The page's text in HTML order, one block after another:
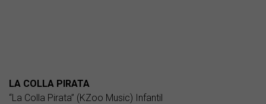
LA COLLA PIRATA
“La Colla Pirata” (KZoo Music) Infantil